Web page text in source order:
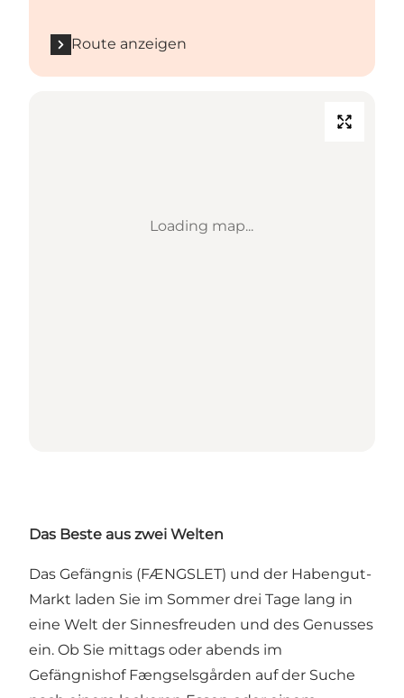
Route anzeigen
Loading map...
Das Beste aus zwei Welten
Das Gefängnis (FÆNGSLET) und der Habengut-
Markt laden Sie im Sommer drei Tage lang in
eine Welt der Sinnesfreuden und des Genusses
ein. Ob Sie mittags oder abends im
Gefängnishof Fængselsgården auf der Suche